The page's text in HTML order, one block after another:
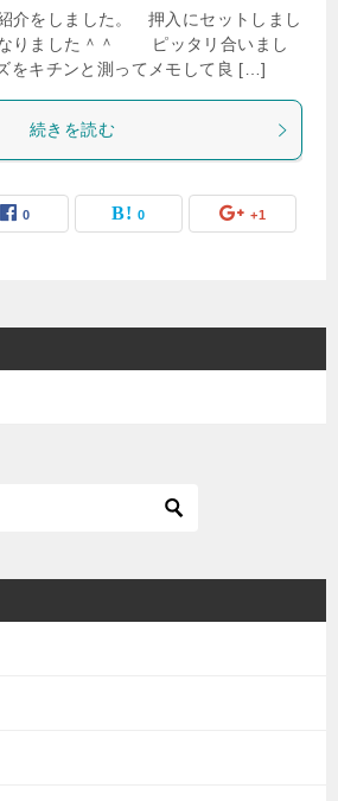
介をしました。 押入にセットしまし
なりました＾＾ ピッタリ合いまし
をキチンと測ってメモして良 […]
続きを読む
0 0 +1